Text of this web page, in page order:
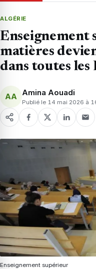
ALGÉRIE
Enseignement
matières
dans toutes les
AA Amina Aouadi
Publié le 14 mai 2026 à
Enseignement supérieur